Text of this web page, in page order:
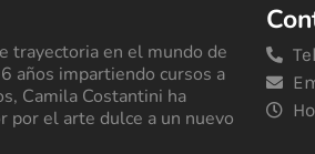
trayectoria en el mundo de
años impartiendo cursos a
Camila Costantini ha
por el arte dulce a un nuevo